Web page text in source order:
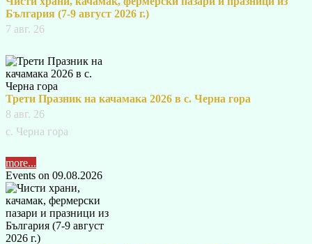
България (7-9 август 2026 г.)
7 авг. 26
Трети Празник на качамака 2026 в с. Черна гора
8 авг. 26
с. Черна гора
more...
Events on 09.08.2026